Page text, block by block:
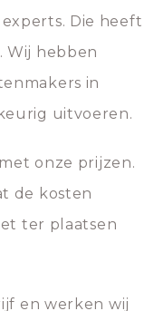
Die heeft
Wij hebben
in
uitvoeren.
onze prijzen.
de kosten
ter plaatsen
en werken wij